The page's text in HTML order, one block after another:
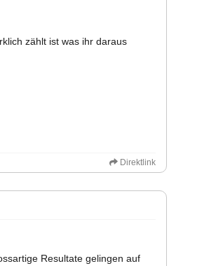
zählt ist was ihr daraus
Direktlink
Resultate gelingen auf